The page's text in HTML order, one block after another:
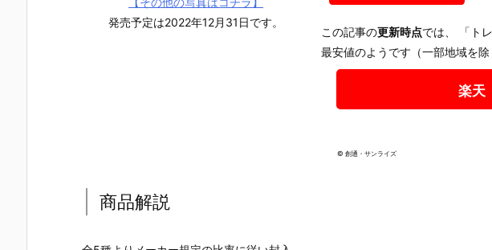
発売予定は2022年12月31日です。
この記事の更新時点では、 「ト
最安値のようです（一部地域を除
楽天
© 創通・サンライズ
商品解説
DE 1/144『R
X-78-2 ガン
『グラハム専
用ユニオンフ
スィーガンダ
ム）機動戦士
ガンダム 閃光
のハサウェイ
26年8月6日
ス』機動戦士
ガンダム 閃光
のハサウェイ
プラモデル予